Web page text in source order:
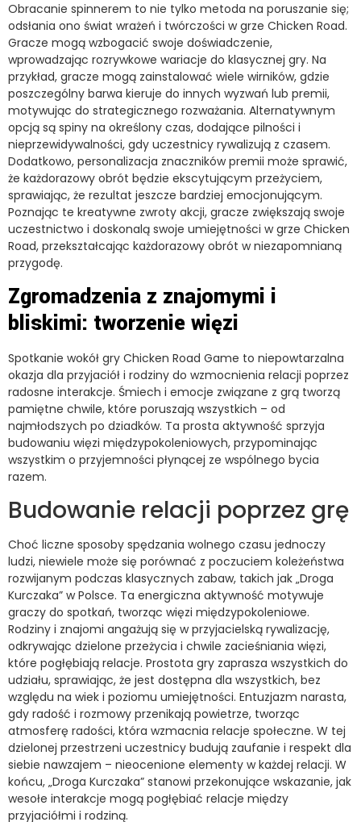
Obracanie spinnerem to nie tylko metoda na poruszanie się;
odsłania ono świat wrażeń i twórczości w grze Chicken Road.
Gracze mogą wzbogacić swoje doświadczenie,
wprowadzając rozrywkowe wariacje do klasycznej gry. Na
przykład, gracze mogą zainstalować wiele wirników, gdzie
poszczególny barwa kieruje do innych wyzwań lub premii,
motywując do strategicznego rozważania. Alternatywnym
opcją są spiny na określony czas, dodające pilności i
nieprzewidywalności, gdy uczestnicy rywalizują z czasem.
Dodatkowo, personalizacja znaczników premii może sprawić,
że każdorazowy obrót będzie ekscytującym przeżyciem,
sprawiając, że rezultat jeszcze bardziej emocjonującym.
Poznając te kreatywne zwroty akcji, gracze zwiększają swoje
uczestnictwo i doskonalą swoje umiejętności w grze Chicken
Road, przekształcając każdorazowy obrót w niezapomnianą
przygodę.
Zgromadzenia z znajomymi i
bliskimi: tworzenie więzi
Spotkanie wokół gry Chicken Road Game to niepowtarzalna
okazja dla przyjaciół i rodziny do wzmocnienia relacji poprzez
radosne interakcje. Śmiech i emocje związane z grą tworzą
pamiętne chwile, które poruszają wszystkich – od
najmłodszych po dziadków. Ta prosta aktywność sprzyja
budowaniu więzi międzypokoleniowych, przypominając
wszystkim o przyjemności płynącej ze wspólnego bycia
razem.
Budowanie relacji poprzez grę
Choć liczne sposoby spędzania wolnego czasu jednoczy
ludzi, niewiele może się porównać z poczuciem koleżeństwa
rozwijanym podczas klasycznych zabaw, takich jak „Droga
Kurczaka” w Polsce. Ta energiczna aktywność motywuje
graczy do spotkań, tworząc więzi międzypokoleniowe.
Rodziny i znajomi angażują się w przyjacielską rywalizację,
odkrywając dzielone przeżycia i chwile zacieśniania więzi,
które pogłębiają relacje. Prostota gry zaprasza wszystkich do
udziału, sprawiając, że jest dostępna dla wszystkich, bez
względu na wiek i poziomu umiejętności. Entuzjazm narasta,
gdy radość i rozmowy przenikają powietrze, tworząc
atmosferę radości, która wzmacnia relacje społeczne. W tej
dzielonej przestrzeni uczestnicy budują zaufanie i respekt dla
siebie nawzajem – nieocenione elementy w każdej relacji. W
końcu, „Droga Kurczaka” stanowi przekonujące wskazanie, jak
wesołe interakcje mogą pogłębiać relacje między
przyjaciółmi i rodziną.